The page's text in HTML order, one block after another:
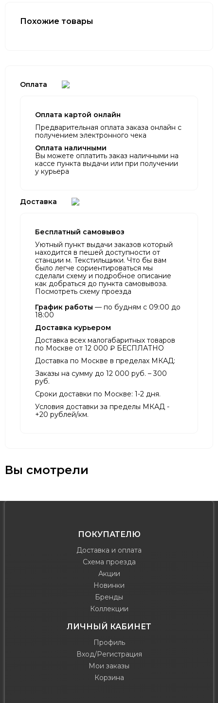
Похожие товары
Оплата
Оплата картой онлайн
Предварительная оплата заказа онлайн с
получением электронного чека
Оплата наличными
Вы можете оплатить заказ наличными на
кассе пункта выдачи или при получении
у курьера
Доставка
Бесплатный самовывоз
Уютный пункт выдачи заказов который
находится в пешей доступности от
станции м. Текстильщики. Что бы вам
было легче сориентироваться мы
сделали схему и подробное описание
как добраться до пункта самовывоза.
Посмотреть схему проезда
График работы — по будням с 09:00 до
18:00
Доставка курьером
Доставка всех малогабаритных товаров
по Москве от 12 000 ₽ БЕСПЛАТНО
Доставка по Москве в пределах МКАД:
Заказы на сумму до 12 000 руб. – 300
руб.
Сроки доставки по Москве: 1-2 дня.
Условия доставки за пределы МКАД -
+20 рублей/км.
Вы смотрели
ПОКУПАТЕЛЮ
Доставка и оплата
Схема проезда
Акции
Новинки
Бренды
Коллекции
ЛИЧНЫЙ КАБИНЕТ
Профиль
Вход/Регистрация
Мои заказы
Корзина